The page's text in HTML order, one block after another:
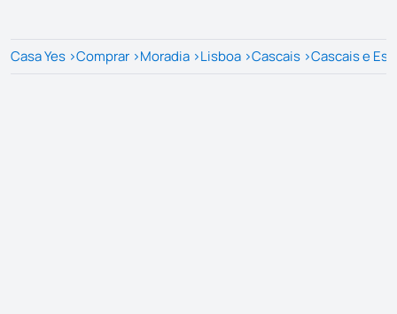
Casa Yes >Comprar >Moradia >Lisboa >Cascais >Cascais e